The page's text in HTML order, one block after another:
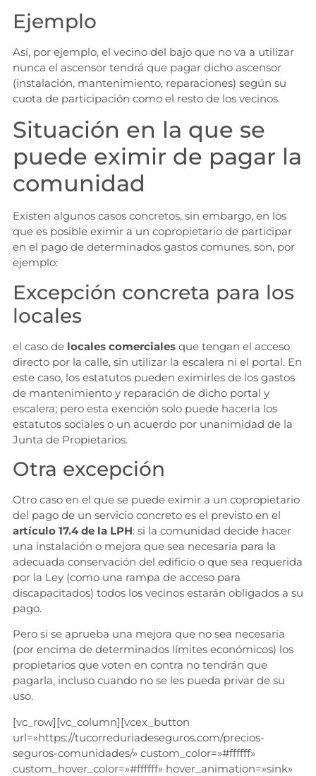
Ejemplo
Así, por ejemplo, el vecino del bajo que no va a utilizar
nunca el ascensor tendrá que pagar dicho ascensor
(instalación, mantenimiento, reparaciones) según su
cuota de participación como el resto de los vecinos.
Situación en la que se
puede eximir de pagar la
comunidad
Existen algunos casos concretos, sin embargo, en los
que es posible eximir a un copropietario de participar
en el pago de determinados gastos comunes, son, por
ejemplo:
Excepción concreta para los
locales
el caso de locales comercialesque tengan el acceso
directo por la calle, sin utilizar la escalera ni el portal. En
este caso, los estatutos pueden eximirles de los gastos
de mantenimiento y reparación de dicho portal y
escalera; pero esta exención solo puede hacerla los
estatutos sociales o un acuerdo por unanimidad de la
Junta de Propietarios.
Otra excepción
Otro caso en el que se puede eximir a un copropietario
del pago de un servicio concreto es el previsto en el
artículo 17.4 de la LPH: si la comunidad decide hacer
una instalación o mejora que sea necesaria para la
adecuada conservación del edificio o que sea requerida
por la Ley (como una rampa de acceso para
discapacitados) todos los vecinos estarán obligados a su
pago.
Pero si se aprueba una mejora que no sea necesaria
(por encima de determinados límites económicos) los
propietarios que voten en contra no tendrán que
pagarla, incluso cuando no se les pueda privar de su
uso.
[vc_row][vc_column][vcex_button
url=»https://tucorreduriadeseguros.com/precios-
seguros-comunidades/» custom_color=»#ffffff»
custom_hover_color=»#ffffff» hover_animation=»sink»